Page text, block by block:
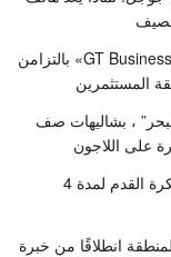
جولدن تاون تبدأ أعمال الإنشاءات بمشروع «GT Business City» بالتزامن
المستثمرين
، بشاليهات صف
على اللاجون
إيلانو توقع اتفاقية رعاية مع شركة النادي الأهلي لكرة القدم لمدة 4
انطلاقًا من خبرة